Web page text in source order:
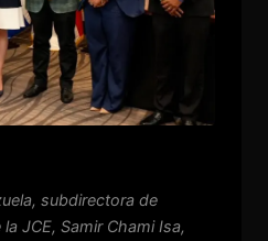
subdirectora de
JCE, Samir Chami Isa,